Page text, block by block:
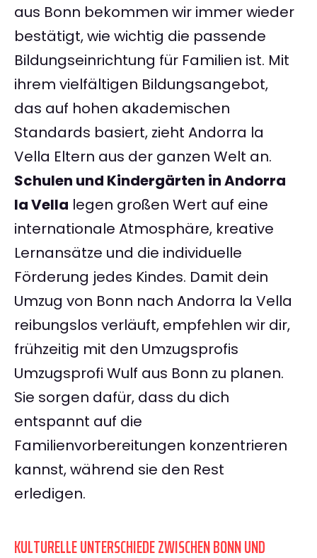
aus Bonn bekommen wir immer wieder
bestätigt, wie wichtig die passende
Bildungseinrichtung für Familien ist. Mit
ihrem vielfältigen Bildungsangebot,
das auf hohen akademischen
Standards basiert, zieht Andorra la
Vella Eltern aus der ganzen Welt an.
Schulen und Kindergärten in Andorra
la Vella legen großen Wert auf eine
internationale Atmosphäre, kreative
Lernansätze und die individuelle
Förderung jedes Kindes. Damit dein
Umzug von Bonn nach Andorra la Vella
reibungslos verläuft, empfehlen wir dir,
frühzeitig mit den Umzugsprofis
Umzugsprofi Wulf aus Bonn zu planen.
Sie sorgen dafür, dass du dich
entspannt auf die
Familienvorbereitungen konzentrieren
kannst, während sie den Rest
erledigen.
KULTURELLE UNTERSCHIEDE ZWISCHEN BONN UND